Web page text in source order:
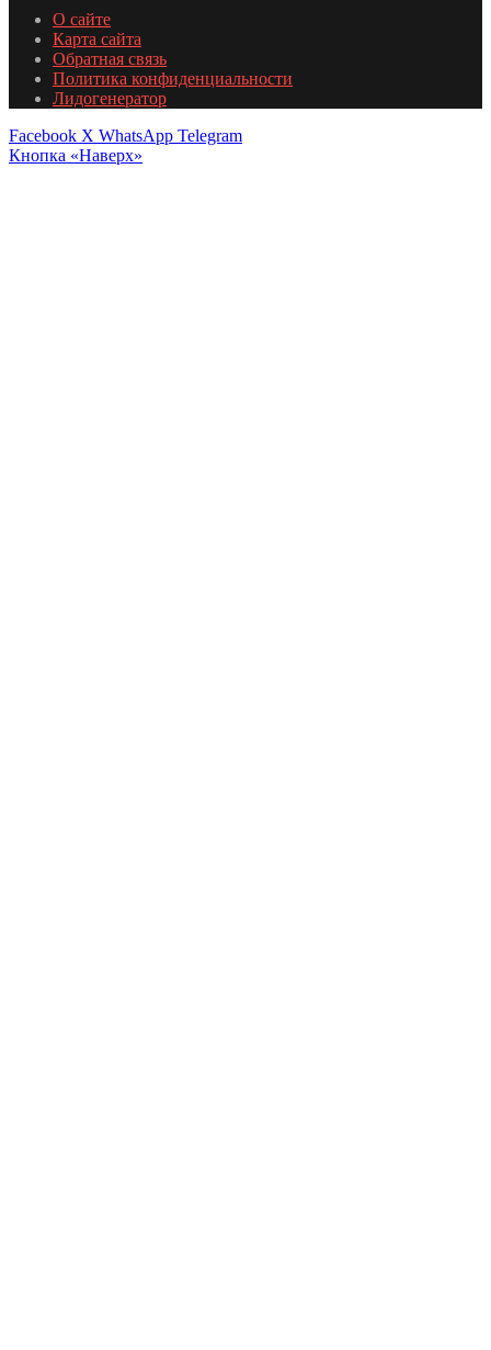
О сайте
Карта сайта
Обратная связь
Политика конфиденциальности
Лидогенератор
Facebook X WhatsApp Telegram
Кнопка «Наверх»